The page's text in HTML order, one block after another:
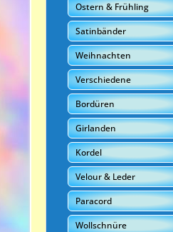
Ostern & Frühling
Satinbänder
Weihnachten
Verschiedene
Bordüren
Girlanden
Kordel
Velour & Leder
Paracord
Wollschnüre